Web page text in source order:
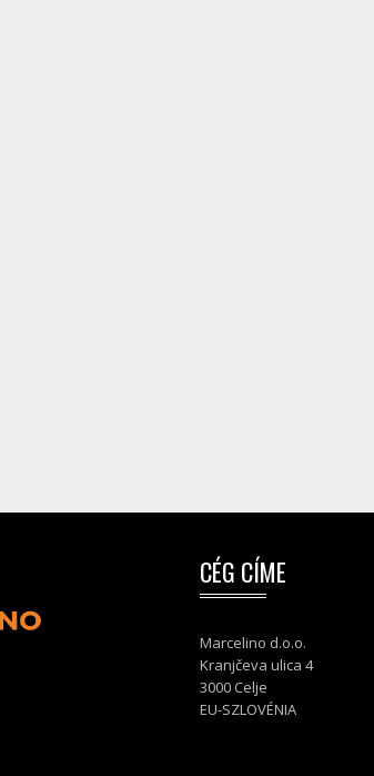
CÉG CÍME
Marcelino d.o.o.
Kranjčeva ulica 4
3000 Celje
EU-SZLOVÉNIA